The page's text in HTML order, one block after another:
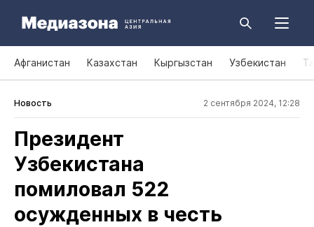
Афганистан Казахстан Кыргызстан Узбекистан
Новость 2 сентября 2024, 12:28
Президент
Узбекистана
помиловал 522
осужденных в честь